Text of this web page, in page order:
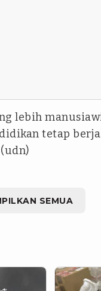
lebih
tetap
SEMUA